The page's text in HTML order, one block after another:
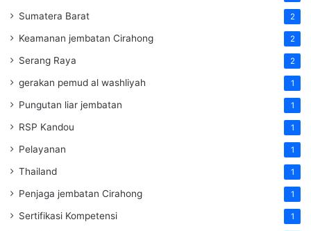
Sumatera Barat 2
Keamanan jembatan Cirahong 2
Serang Raya 2
gerakan pemud al washliyah 1
Pungutan liar jembatan 1
RSP Kandou 1
Pelayanan 1
Thailand 1
Penjaga jembatan Cirahong 1
Sertifikasi Kompetensi 1